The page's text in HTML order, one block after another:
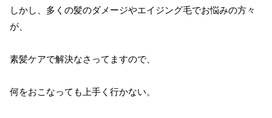
しかし、多くの髪のダメージやエイジング毛でお悩みの方々
が、
素髪ケアで解決なさってますので、
何をおこなっても上手く行かない。